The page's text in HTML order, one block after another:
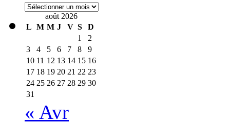
Archives
août 2026
L M M J V S
D
1
2
3
4 5 6 7 8
9
10 11 12 13 14 15 16
17 18 19 20 21 22 23
24 25 26 27 28 29 30
31
« Avr